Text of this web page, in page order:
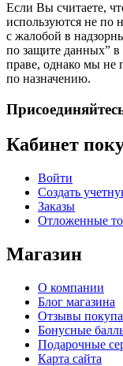
Если Вы считаете,
используются не по
с жалобой в
по защите данных”
праве, однако мы не
по назначению.
Кабинет
Войти
Создать
Заказы
Отложенные
Магазин
О компании
Блог магазина
Отзывы
Бонусные
Подарочные
Карта сайта